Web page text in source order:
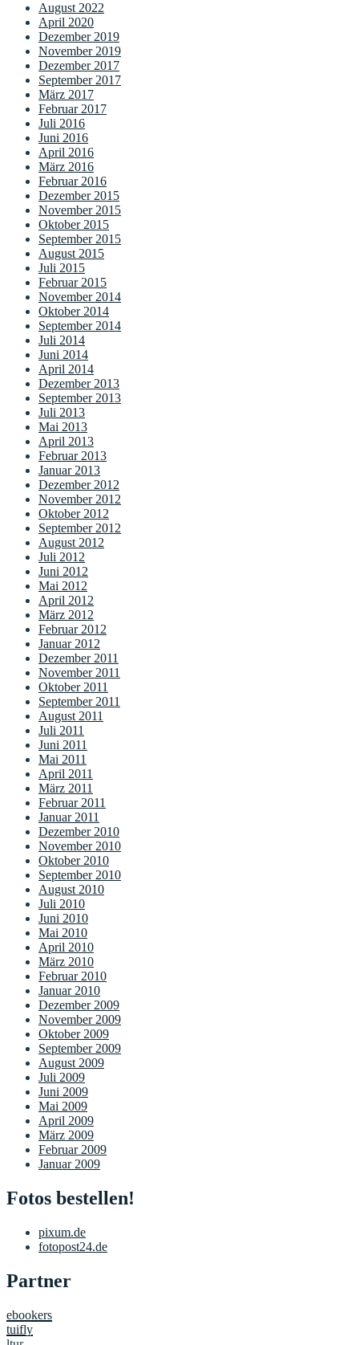
August 2022
April 2020
Dezember 2019
November 2019
Dezember 2017
September 2017
März 2017
Februar 2017
Juli 2016
Juni 2016
April 2016
März 2016
Februar 2016
Dezember 2015
November 2015
Oktober 2015
September 2015
August 2015
Juli 2015
Februar 2015
November 2014
Oktober 2014
September 2014
Juli 2014
Juni 2014
April 2014
Dezember 2013
September 2013
Juli 2013
Mai 2013
April 2013
Februar 2013
Januar 2013
Dezember 2012
November 2012
Oktober 2012
September 2012
August 2012
Juli 2012
Juni 2012
Mai 2012
April 2012
März 2012
Februar 2012
Januar 2012
Dezember 2011
November 2011
Oktober 2011
September 2011
August 2011
Juli 2011
Juni 2011
Mai 2011
April 2011
März 2011
Februar 2011
Januar 2011
Dezember 2010
November 2010
Oktober 2010
September 2010
August 2010
Juli 2010
Juni 2010
Mai 2010
April 2010
März 2010
Februar 2010
Januar 2010
Dezember 2009
November 2009
Oktober 2009
September 2009
August 2009
Juli 2009
Juni 2009
Mai 2009
April 2009
März 2009
Februar 2009
Januar 2009
Fotos bestellen!
pixum.de
fotopost24.de
Partner
ebookers
tuifly